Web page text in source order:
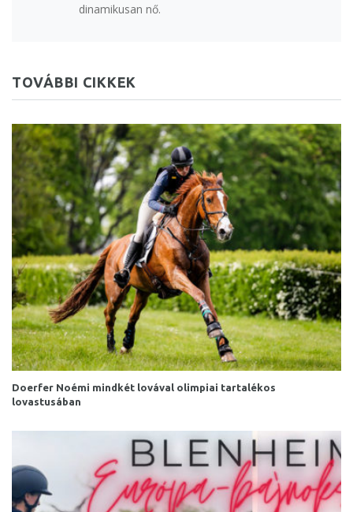
dinamikusan nő.
TOVÁBBI CIKKEK
Doerfer Noémi mindkét lovával olimpiai tartalékos
lovastusában